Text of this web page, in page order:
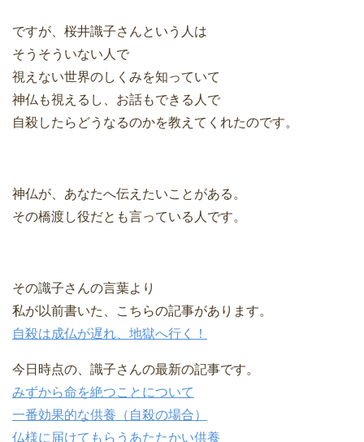
ですが、桜井識子さんという人は
そうそういない人で
視えない世界のしくみを知っていて
神仏も視えるし、お話もできる人で
自殺したらどうなるのかを教えてくれたのです。
神仏が、あなたへ伝えたいことがある。
その橋渡し役だとも言っている人です。
その識子さんの言葉より
私が以前書いた、こちらの記事があります。
自殺は成仏が遅れ、地獄へ行く！
今日時点の、識子さんの最新の記事です。
みずから命を絶つことについて
一番効果的な供養（自殺の場合）
仏様に届けてもらうあたたかい供養